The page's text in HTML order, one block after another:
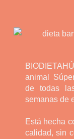
animal
de todas
semanas de
Está hecha
calidad, sin